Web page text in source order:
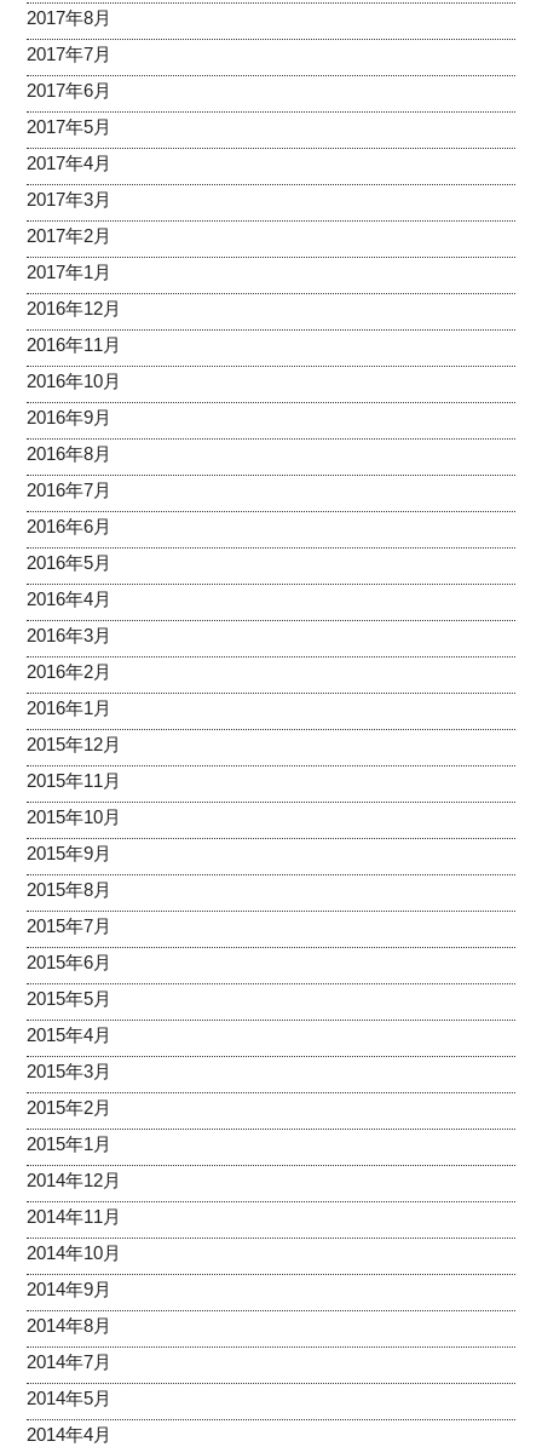
2017年8月
2017年7月
2017年6月
2017年5月
2017年4月
2017年3月
2017年2月
2017年1月
2016年12月
2016年11月
2016年10月
2016年9月
2016年8月
2016年7月
2016年6月
2016年5月
2016年4月
2016年3月
2016年2月
2016年1月
2015年12月
2015年11月
2015年10月
2015年9月
2015年8月
2015年7月
2015年6月
2015年5月
2015年4月
2015年3月
2015年2月
2015年1月
2014年12月
2014年11月
2014年10月
2014年9月
2014年8月
2014年7月
2014年5月
2014年4月